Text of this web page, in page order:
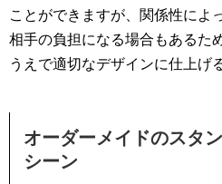
ことができますが、関係性によ
相手の負担になる場合もあるた
うえで適切なデザインに仕上げ
オーダーメイドのスタ
シーン